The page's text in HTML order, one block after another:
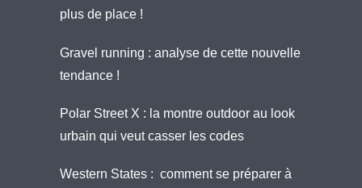
plus de place !
Gravel running : analyse de cette nouvelle
tendance !
Polar Street X : la montre outdoor au look
urbain qui veut casser les codes
Western States : comment se préparer à